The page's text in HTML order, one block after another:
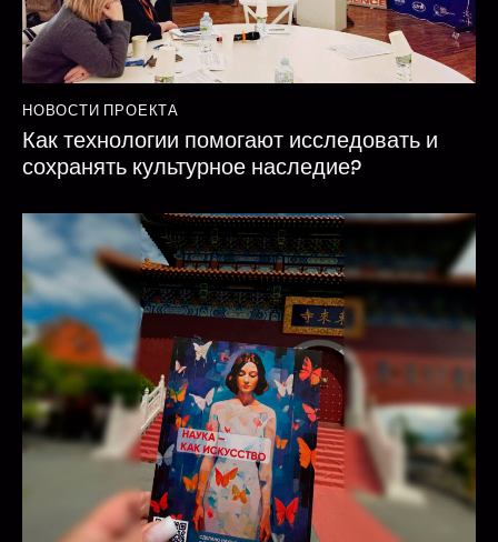
НОВОСТИ ПРОЕКТА
Как технологии помогают исследовать и
сохранять культурное наследие?